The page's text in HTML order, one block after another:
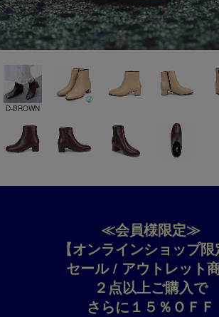
D-BROWN
≪会員様限定≫
【オンラインショップ限
セール / アウトレット
２点以上ご購入で
さらに１５％ＯＦＦ